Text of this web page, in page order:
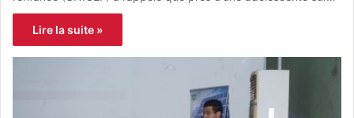
Lire la suite »